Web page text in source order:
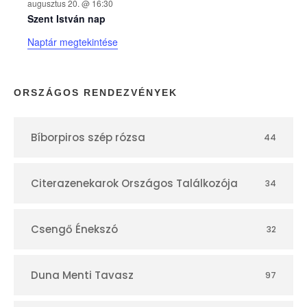
n
a
p
r
augusztus 20. @ 16:30
Szent István nap
Naptár megtekintése
ORSZÁGOS RENDEZVÉNYEK
Bíborpiros szép rózsa 44
Citerazenekarok Országos Találkozója 34
Csengő Énekszó 32
Duna Menti Tavasz 97